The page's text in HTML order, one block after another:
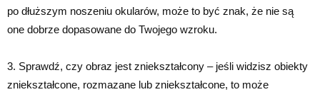
po dłuższym noszeniu okularów, może to być znak, że nie są
one dobrze dopasowane do Twojego wzroku.
3. Sprawdź, czy obraz jest zniekształcony – jeśli widzisz obiekty
zniekształcone, rozmazane lub zniekształcone, to może